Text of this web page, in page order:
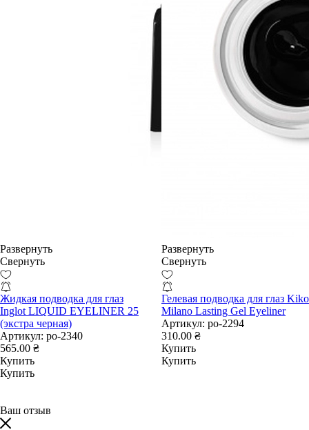
Развернуть
Свернуть
Жидкая подводка для глаз
Inglot LIQUID EYELINER 25
(экстра черная)
Артикул: po-2340
565.00 ₴
Купить
Купить
Развернуть
Свернуть
Гелевая подводка для глаз Kiko
Milano Lasting Gel Eyeliner
Артикул: po-2294
310.00 ₴
Купить
Купить
Ваш отзыв